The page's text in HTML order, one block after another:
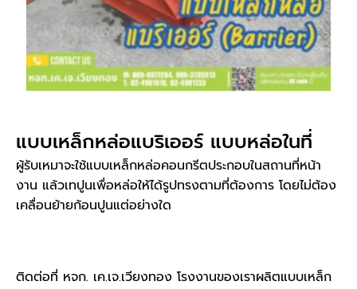
แบบเหล็กหล่อแบริเออร์ แบบหล่อในที่
ผู้รับเหมาจะใช้แบบเหล็กหล่อคอนกรีตประกอบในสถานที่หน้า
งาน แล้วเทปูนเพื่อหล่อให้ได้รูปทรงตามที่ต้องการ โดยไม่ต้อง
เคลื่อนย้ายก้อนปูนแต่อย่างใด
ติดต่อที่ หจก. เค.เจ.เวียงทอง โรงงานของเราผลิตแบบเหล็ก